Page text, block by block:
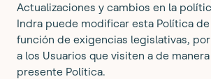
Actualizaciones y cambios en la
Indra puede modificar esta Política
función de exigencias legislativas,
a los Usuarios que visiten a de
presente Política.